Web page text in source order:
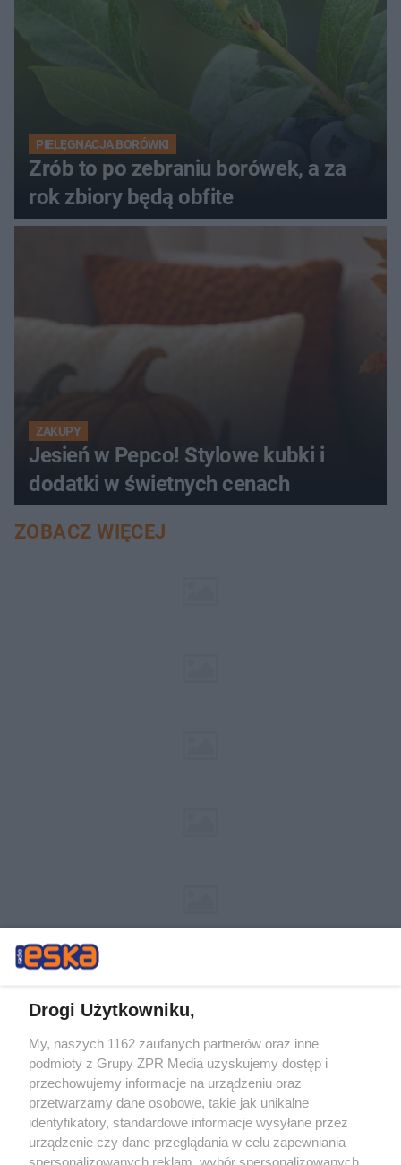
PIELĘGNACJA BORÓWKI
Zrób to po zebraniu borówek, a za
rok zbiory będą obfite
ZAKUPY
Jesień w Pepco! Stylowe kubki i
dodatki w świetnych cenach
ZOBACZ WIĘCEJ
Żaden utwór zamieszczony w serwisie nie może być powielany i
rozpowszechniany lub dalej rozpowszechniany w jakikolwiek sposób (w
tym także elektroniczny lub mechaniczny) na jakimkolwiek polu
eksploatacji w jakiejkolwiek formie, włącznie z umieszczaniem w
Internecie bez pisemnej zgody właściciela praw. Jakiekolwiek użycie lub
wykorzystanie utworów w całości lub w części z naruszeniem prawa,
tzn. bez właściwej zgody, jest zabronione pod groźbą kary i może być
ścigane prawnie.
Drogi Użytkowniku,
My, naszych 1162 zaufanych partnerów oraz inne
podmioty z Grupy ZPR Media uzyskujemy dostęp i
przechowujemy informacje na urządzeniu oraz
przetwarzamy dane osobowe, takie jak unikalne
identyfikatory, standardowe informacje wysyłane przez
urządzenie czy dane przeglądania w celu zapewniania
spersonalizowanych reklam, wybór spersonalizowanych